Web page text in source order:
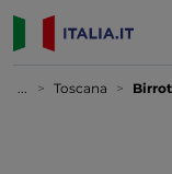
... Toscana